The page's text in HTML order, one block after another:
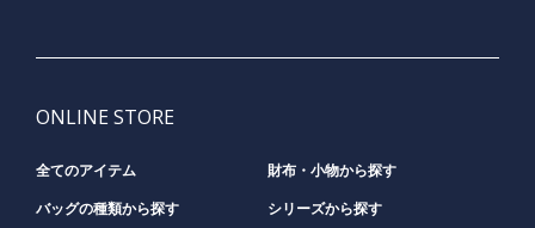
ONLINE STORE
全てのアイテム 財布・小物から探す
バッグの種類から探す シリーズから探す